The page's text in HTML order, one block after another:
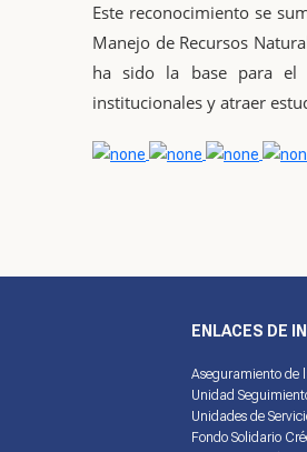
Este reconocimiento se
Manejo de Recursos
ha sido la base para el
institucionales y atraer
ENLACES DE
Aseguramiento de
Unidad
Unidades de
Fondo Solidario